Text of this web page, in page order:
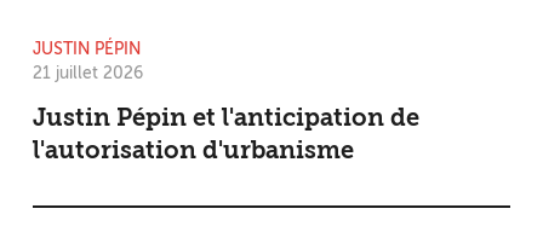
JUSTIN PÉPIN
21 juillet 2026
Justin Pépin et l'anticipation de
l'autorisation d'urbanisme